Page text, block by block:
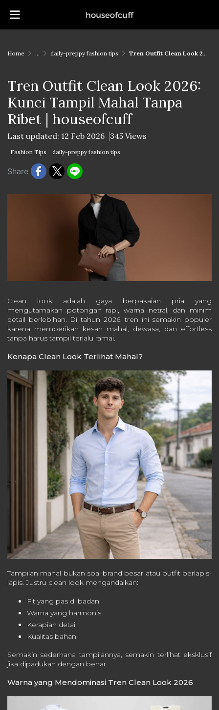
Home ... daily-preppy fashion tips Tren Outfit Clean Look 2026: Kunci Tampil Mahal Tanpa Ribet | houseofcuff
Tren Outfit Clean Look 2026:
Kunci Tampil Mahal Tanpa
Ribet | houseofcuff
Last updated: 12 Feb 2026 345 Views
Fashion Tips daily-preppy fashion tips
Share
Clean look adalah gaya berpakaian pria yang
mengutamakan potongan rapi, warna netral, dan minim
detail berlebihan. Di tahun 2026, tren ini semakin populer
karena memberikan kesan mahal, dewasa, dan effortless
tanpa harus tampil terlalu ramai.
Kenapa Clean Look Terlihat Mahal?
Tampilan mahal bukan soal brand besar atau outfit berlapis-
lapis. Justru clean look mengandalkan:
Fit yang pas di badan
Warna yang harmonis
Kerapian detail
Kualitas bahan
Semakin sederhana tampilannya, semakin terlihat eksklusif
jika dipadukan dengan benar.
Warna yang Mendominasi Tren Clean Look 2026